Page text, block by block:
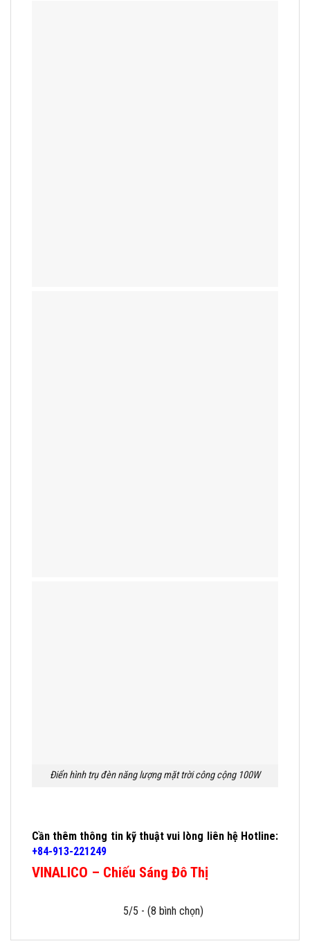
Điển hình trụ đèn năng lượng mặt trời công cộng 100W
Cần thêm thông tin kỹ thuật vui lòng liên hệ Hotline:
+84-913-221249
VINALICO – Chiếu Sáng Đô Thị
5/5 - (8 bình chọn)